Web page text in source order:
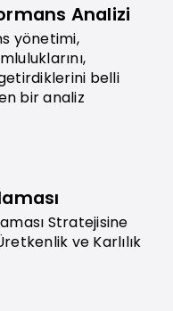
Analizi
yönetimi,
belli
bir analiz
Stratejisine
ve Karlılık